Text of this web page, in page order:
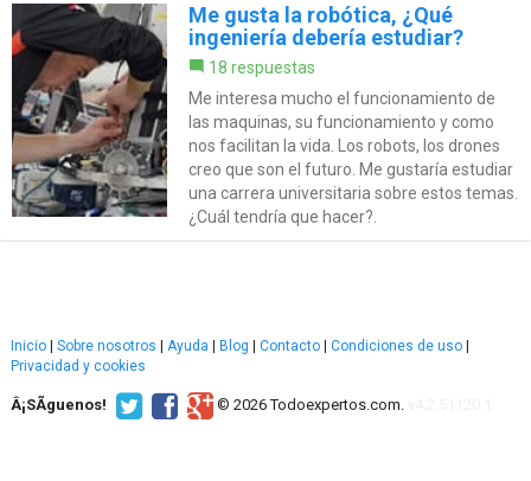
Me gusta la robótica, ¿Qué
ingeniería debería estudiar?
18 respuestas
Me interesa mucho el funcionamiento de
las maquinas, su funcionamiento y como
nos facilitan la vida. Los robots, los drones
creo que son el futuro. Me gustaría estudiar
una carrera universitaria sobre estos temas.
¿Cuál tendría que hacer?.
Inicio | Sobre nosotros | Ayuda | Blog | Contacto | Condiciones de uso |
Privacidad y cookies
Â¡SÃ­guenos! © 2026 Todoexpertos.com.